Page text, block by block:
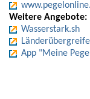
Weitere Angebote:
Wasserstark.sh
App "Meine